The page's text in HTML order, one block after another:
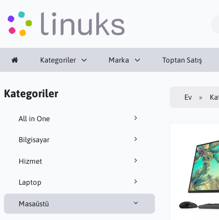
Kategoriler Marka Toptan Satış
Kategoriler
All in One
Bilgisayar
Hizmet
Laptop
Masaüstü
Ev